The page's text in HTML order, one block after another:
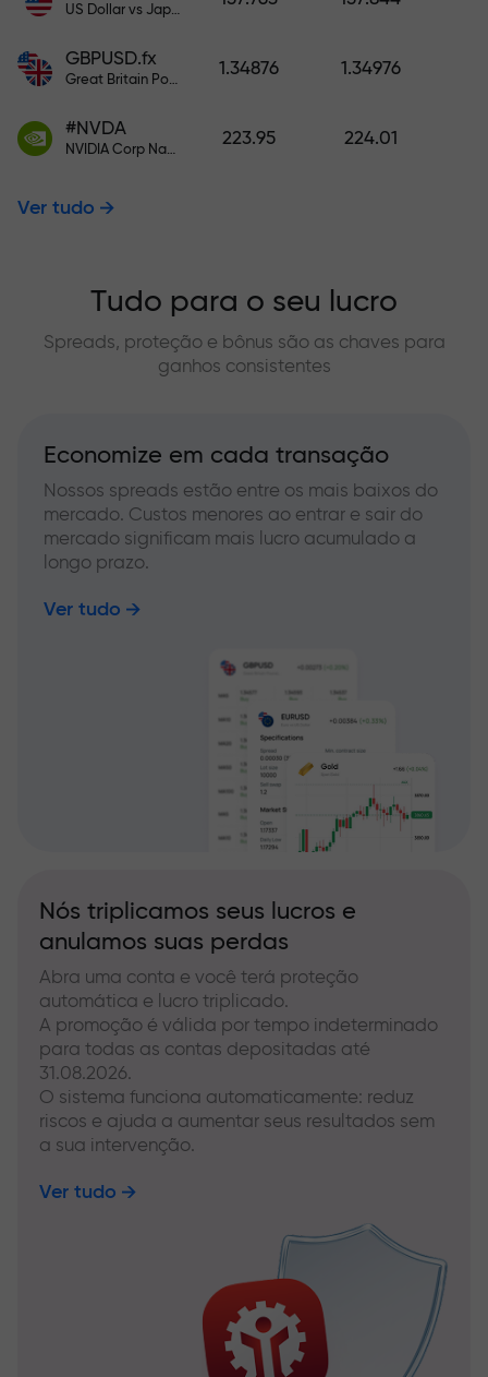
US Dollar vs Japanese Yen
GBPUSD.fx
Great Britain Pound vs US Dollar
1.34876 1.34976
#NVDA
NVIDIA Corp Nasdaq Stock Exchange (Nasdaq) USD
223.95 224.01
Ver tudo
Tudo para o seu lucro
Spreads, proteção e bônus são as chaves para
ganhos consistentes
Economize em cada transação
Nossos spreads estão entre os mais baixos do
mercado. Custos menores ao entrar e sair do
mercado significam mais lucro acumulado a
longo prazo.
Ver tudo
Nós triplicamos seus lucros e
anulamos suas perdas
Abra uma conta e você terá proteção
automática e lucro triplicado.
A promoção é válida por tempo indeterminado
para todas as contas depositadas até
31.08.2026.
O sistema funciona automaticamente: reduz
riscos e ajuda a aumentar seus resultados sem
a sua intervenção.
Ver tudo